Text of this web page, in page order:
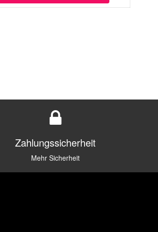
Zahlungssicherheit
Mehr Sicherheit